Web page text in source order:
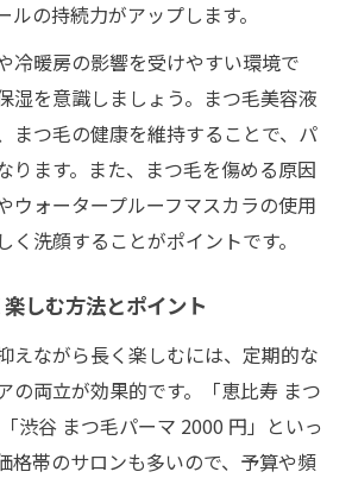
の持続力がアップします。
冷暖房の影響を受けやすい環境で
湿を意識しましょう。まつ毛美容液
まつ毛の健康を維持することで、パ
ります。また、まつ毛を傷める原因
ウォータープルーフマスカラの使用
く洗顔することがポイントです。
しむ方法とポイント
えながら長く楽しむには、定期的な
の両立が効果的です。「恵比寿 まつ
渋谷 まつ毛パーマ 2000 円」といっ
格帯のサロンも多いので、予算や頻